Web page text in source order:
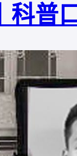
科普